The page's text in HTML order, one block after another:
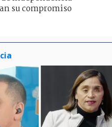
su compromiso